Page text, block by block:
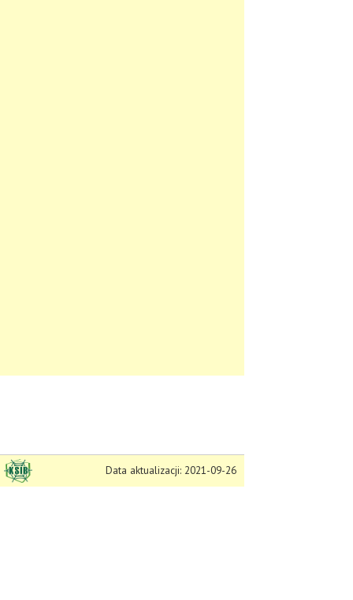
Data aktualizacji: 2021-09-26